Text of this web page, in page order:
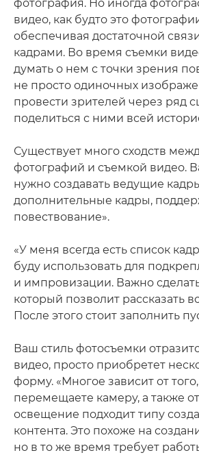
фотография. Но иногда
видео, как будто это
обеспечивая достаточной
кадрами. Во время съемки
думать о нем с точки зрения
не просто одиночных
провести зрителей через ряд
поделиться с ними всей
Существует много сходств
фотографий и съемкой видео.
нужно создавать ведущие
дополнительные кадры,
повествование».
«У меня всегда есть список
буду использовать для
и импровизации. Важно
который позволит рассказать
После этого стоит заполнить
Ваш стиль фотосъемки
видео, просто приобретет
форму. «Многое зависит от
перемещаете камеру, а также
освещение подходит типу
контента. Это похоже на
но в то же время требует